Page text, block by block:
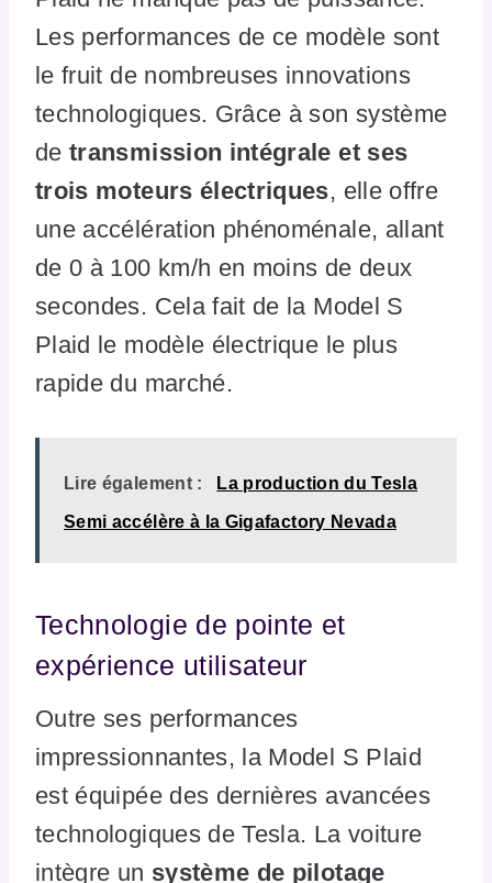
Les performances de ce modèle sont
le fruit de nombreuses innovations
technologiques. Grâce à son système
detransmission intégrale et ses
trois moteurs électriques, elle offre
une accélération phénoménale, allant
de 0 à 100 km/h en moins de deux
secondes. Cela fait de la Model S
Plaid le modèle électrique le plus
rapide du marché.
Lire également : La production du Tesla
Semi accélère à la Gigafactory Nevada
Technologie de pointe et
expérience utilisateur
Outre ses performances
impressionnantes, la Model S Plaid
est équipée des dernières avancées
technologiques de Tesla. La voiture
intègre un système de pilotage